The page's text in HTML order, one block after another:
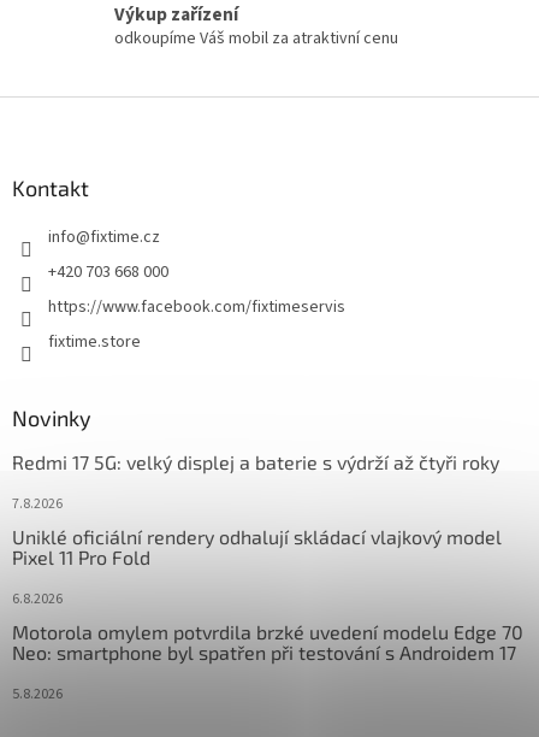
Výkup zařízení
odkoupíme Váš mobil za atraktivní cenu
Kontakt
info@fixtime.cz
+420 703 668 000
https://www.facebook.com/fixtimeservis
fixtime.store
Novinky
Redmi 17 5G: velký displej a baterie s výdrží až čtyři roky
7.8.2026
Uniklé oficiální rendery odhalují skládací vlajkový model
Pixel 11 Pro Fold
6.8.2026
Motorola omylem potvrdila brzké uvedení modelu Edge 70
Neo: smartphone byl spatřen při testování s Androidem 17
5.8.2026